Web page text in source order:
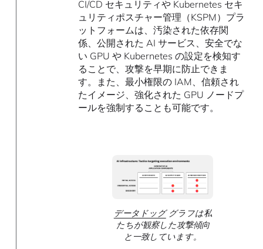
CI/CD セキュリティや Kubernetes セキ
ュリティポスチャー管理（KSPM）プラ
ットフォームは、汚染された依存関
係、公開された AI サービス、安全でな
い GPU や Kubernetes の設定を検知す
ることで、攻撃を早期に防止できま
す。また、最小権限の IAM、信頼され
たイメージ、強化された GPU ノードプ
ールを強制することも可能です。
データドッググラフは私
たちが観察した攻撃傾向
と一致しています。